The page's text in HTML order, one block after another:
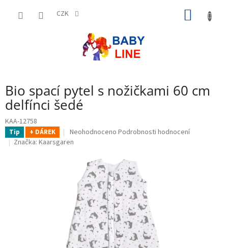
CZK
Bio spací pytel s nožičkami 60 cm
delfínci šedé
KAA-12758
Tip + DÁREK
Průměrné
hodnocení
hvězdiček.
Neohodnoceno Podrobnosti hodnocení
Značka: Kaarsgaren